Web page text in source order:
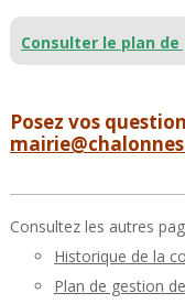
Consulter le plan
Posez vos
Consultez les autres
Historique de la
Plan de gestion